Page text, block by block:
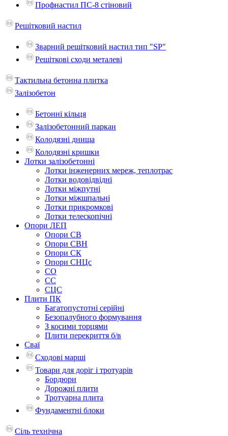
Профнастил ПС-8 стіновий
Решітковий настил
Зварний решітковий настил тип "SP"
Решіткові сходи металеві
Тактильна бетонна плитка
Залізобетон
Бетонні кільця
Залізобетонний паркан
Колодязні днища
Колодязні кришки
Лотки залізобетонні
Лотки інженерних мереж, теплотрас
Лотки водовідвідні
Лотки міжпутні
Лотки міжшпальні
Лотки прикромкові
Лотки телескопічні
Опори ЛЕП
Опори СВ
Опори СВН
Опори СК
Опори СНЦс
СО
СС
СЦС
Плити ПК
Багатопустотні серійні
Безопалубного формування
З косими торцями
Плити перекриття б/в
Сваї
Сходові марші
Товари для доріг і тротуарів
Бордюри
Дорожні плити
Тротуарна плита
Фундаментні блоки
Сіль технічна